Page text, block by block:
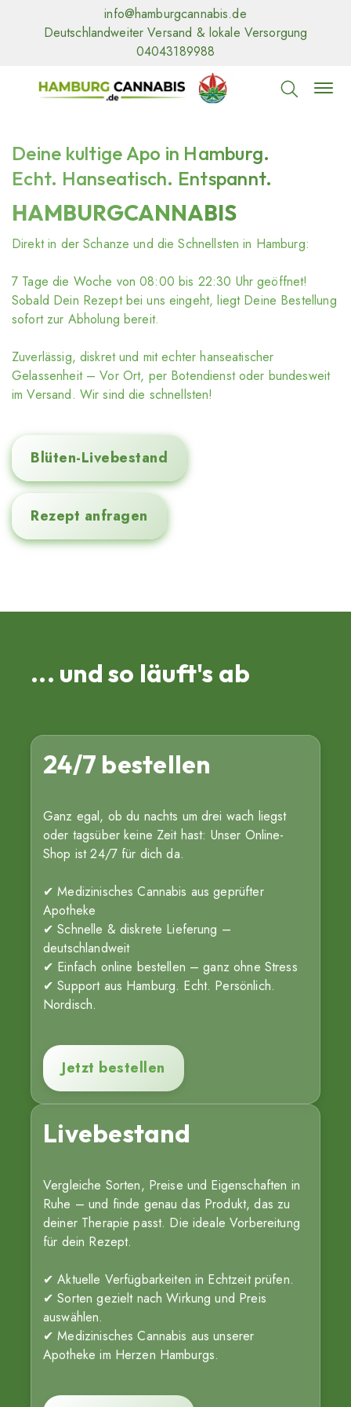
info@hamburgcannabis.de
Deutschlandweiter Versand & lokale Versorgung
04043189988
Deine kultige Apo in Hamburg.
Echt. Hanseatisch. Entspannt.
HAMBURGCANNABIS
Direkt in der Schanze und die Schnellsten in Hamburg:
7 Tage die Woche von 08:00 bis 22:30 Uhr geöffnet!
Sobald Dein Rezept bei uns eingeht, liegt Deine Bestellung
sofort zur Abholung bereit.
Zuverlässig, diskret und mit echter hanseatischer
Gelassenheit – Vor Ort, per Botendienst oder bundesweit
im Versand. Wir sind die schnellsten!
Blüten-Livebestand
Rezept anfragen
... und so läuft's ab
24/7 bestellen
Ganz egal, ob du nachts um drei wach liegst
oder tagsüber keine Zeit hast: Unser Online-
Shop ist 24/7 für dich da.
✔ Medizinisches Cannabis aus geprüfter
Apotheke
✔ Schnelle & diskrete Lieferung –
deutschlandweit
✔ Einfach online bestellen – ganz ohne Stress
✔ Support aus Hamburg. Echt. Persönlich.
Nordisch.
Jetzt bestellen
Livebestand
Vergleiche Sorten, Preise und Eigenschaften in
Ruhe – und finde genau das Produkt, das zu
deiner Therapie passt. Die ideale Vorbereitung
für dein Rezept.
✔ Aktuelle Verfügbarkeiten in Echtzeit prüfen.
✔ Sorten gezielt nach Wirkung und Preis
auswählen.
✔ Medizinisches Cannabis aus unserer
Apotheke im Herzen Hamburgs.